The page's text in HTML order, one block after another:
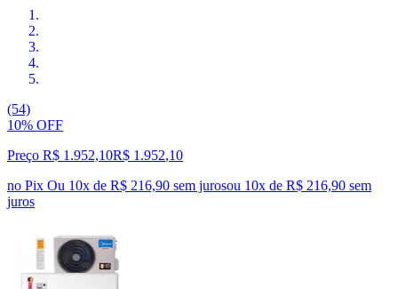
(54)
10% OFF
Preço R$ 1.952,10R$ 1.952,10
no Pix Ou 10x de R$ 216,90 sem jurosou 10x de R$ 216,90 sem
juros